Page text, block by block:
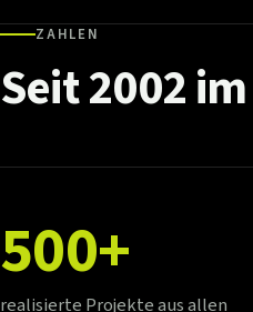
ZAHLEN
Seit2002im
500+
realisierte Projekte aus allen